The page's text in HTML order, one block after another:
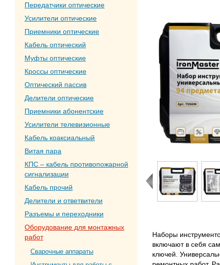
Передатчики оптические
Усилители оптические
Приемники оптические
Кабель оптический
Муфты оптические
Кроссы оптические
Оптический пассив
Делители оптические
Приемники абонентские
Усилители телевизионные
Кабель коаксиальный
Витая пара
КПС – кабель противопожарной
сигнализации
Кабель прочий
Делители и ответвители
Разъемы и переходники
Оборудование для монтажных
работ
Сварочные аппараты
Наборы
включают в себя
ключей.